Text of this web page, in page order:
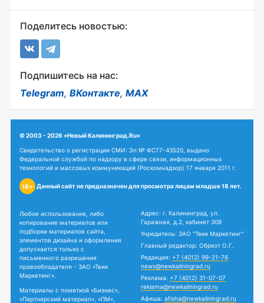
Поделитесь новостью:
Подпишитесь на нас:
Telegram, ВКонтакте, MAX
© 2003 - 2026 «Новый Калининград.Ru»
Свидетельство о регистрации СМИ: Эл № ФС77-43520, выдано
Федеральной службой по надзору в сфере связи, информационных
технологий и массовых коммуникаций (Роскомнадзор) 17 января 2011 г.
18+ Данный сайт не предназначен для просмотра лицам младше 18 лет.
Любое использование, либо
копирование материалов или
подборки материалов сайта,
элементов дизайна и оформления
допускается только с
письменного разрешения
правообладателя - ЗАО «Твик
Маркетинг».
Материалы с пометкой «Бизнес»,
«Партнерский материал», «ПМ»,
Адрес: г. Калининград, ул.
Гаражная, д.2, кабинет 308
Учредитель: ЗАО "Твик Маркетинг"
Главный редактор: Обрехт О.Г.
Редакция: +7 (4012) 99-21-76
news@newkaliningrad.ru
Реклама: +7 (4012) 31-07-07
reklama@newkaliningrad.ru
Афиша: afisha@newkaliningrad.ru